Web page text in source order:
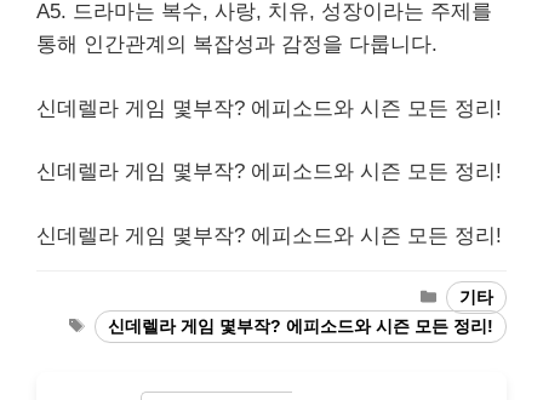
A5. 드라마는 복수, 사랑, 치유, 성장이라는 주제를
통해 인간관계의 복잡성과 감정을 다룹니다.
신데렐라 게임 몇부작? 에피소드와 시즌 모든 정리!
신데렐라 게임 몇부작? 에피소드와 시즌 모든 정리!
신데렐라 게임 몇부작? 에피소드와 시즌 모든 정리!
Categories
기타
Tags
신데렐라 게임 몇부작? 에피소드와 시즌 모든 정리!